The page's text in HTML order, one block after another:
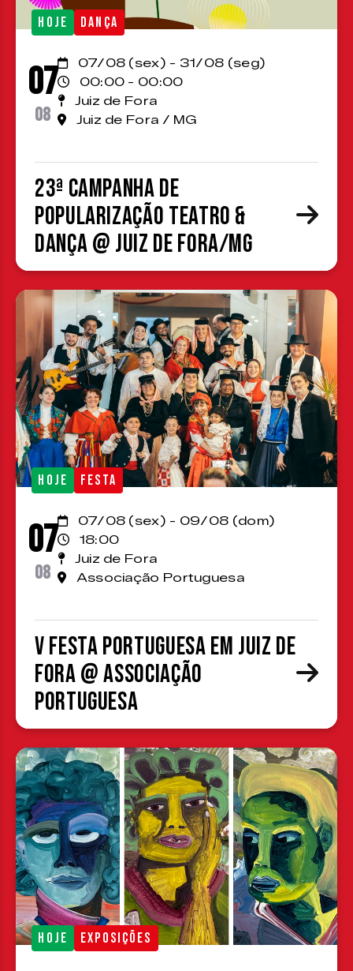
HOJE DANÇA
07
08
07/08 (sex) - 31/08 (seg)
00:00 - 00:00
Juiz de Fora
Juiz de Fora / MG
23ª Campanha de
Popularização Teatro &
Dança @ Juiz de Fora/MG
HOJE FESTA
07
08
07/08 (sex) - 09/08 (dom)
18:00
Juiz de Fora
Associação Portuguesa
V Festa Portuguesa em Juiz de
Fora @ Associação
Portuguesa
HOJE EXPOSIÇÕES